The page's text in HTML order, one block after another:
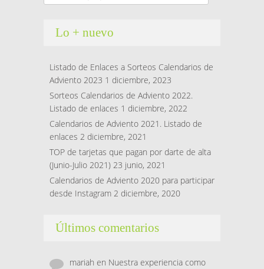
Lo + nuevo
Listado de Enlaces a Sorteos Calendarios de
Adviento 2023 1 diciembre, 2023
Sorteos Calendarios de Adviento 2022.
Listado de enlaces 1 diciembre, 2022
Calendarios de Adviento 2021. Listado de
enlaces 2 diciembre, 2021
TOP de tarjetas que pagan por darte de alta
(Junio-Julio 2021) 23 junio, 2021
Calendarios de Adviento 2020 para participar
desde Instagram 2 diciembre, 2020
Últimos comentarios
mariah en Nuestra experiencia como